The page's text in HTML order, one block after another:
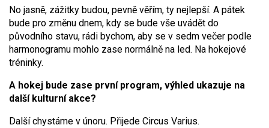
No jasně, zážitky budou, pevně věřím, ty nejlepší. A pátek
bude pro změnu dnem, kdy se bude vše uvádět do
původního stavu, rádi bychom, aby se v sedm večer podle
harmonogramu mohlo zase normálně na led. Na hokejové
tréninky.
A hokej bude zase první program, výhled ukazuje na
další kulturní akce?
Další chystáme v únoru. Přijede Circus Varius.